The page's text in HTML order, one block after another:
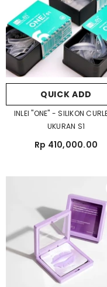
QUICK ADD
INLEI "ONE" - SILIKON
UKURAN S1
Rp 410,000.00